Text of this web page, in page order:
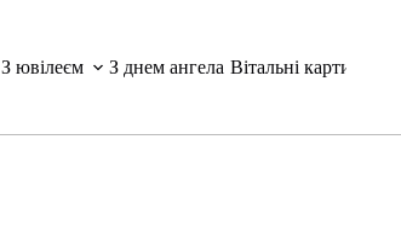
З ювілеєм З днем ангела Вітальні картинки і